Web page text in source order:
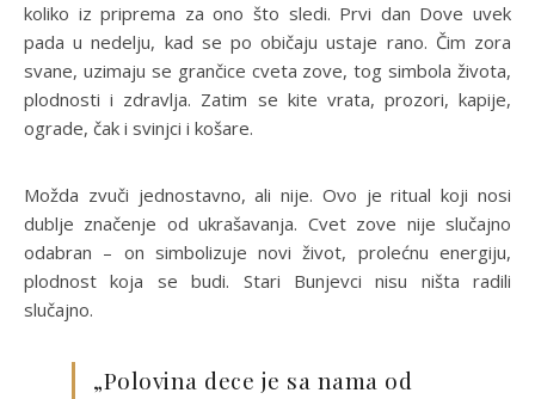
koliko iz priprema za ono što sledi. Prvi dan Dove uvek
pada u nedelju, kad se po običaju ustaje rano. Čim zora
svane, uzimaju se grančice cveta zove, tog simbola života,
plodnosti i zdravlja. Zatim se kite vrata, prozori, kapije,
ograde, čak i svinjci i košare.
Možda zvuči jednostavno, ali nije. Ovo je ritual koji nosi
dublje značenje od ukrašavanja. Cvet zove nije slučajno
odabran – on simbolizuje novi život, prolećnu energiju,
plodnost koja se budi. Stari Bunjevci nisu ništa radili
slučajno.
„Polovina dece je sa nama od